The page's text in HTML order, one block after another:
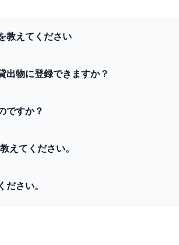
教えてください
出物に登録できますか？
ですか？
えてください。
さい。